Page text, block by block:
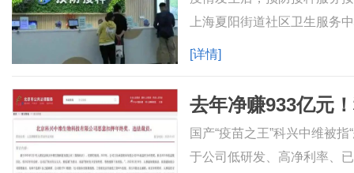
上海夏阳街道社区卫生服务
和妇女保健门诊将逐步恢复
[详情]
国产“疫苗之王”科兴中维被
于公司低研发、高净利率、